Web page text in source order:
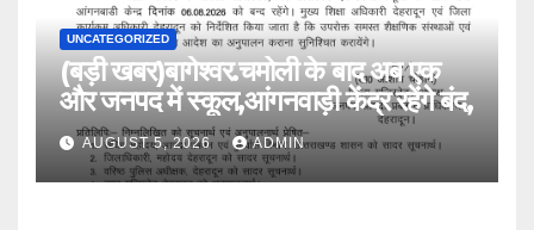
UNCATEGORIZED
(बड़ी खबर)बागेश्वर.चमोली के बाद अब एक
और जनपद में स्कूल,आंगनवाड़ी केंद्र रहेंगे बंद,
AUGUST 5, 2026 ADMIN